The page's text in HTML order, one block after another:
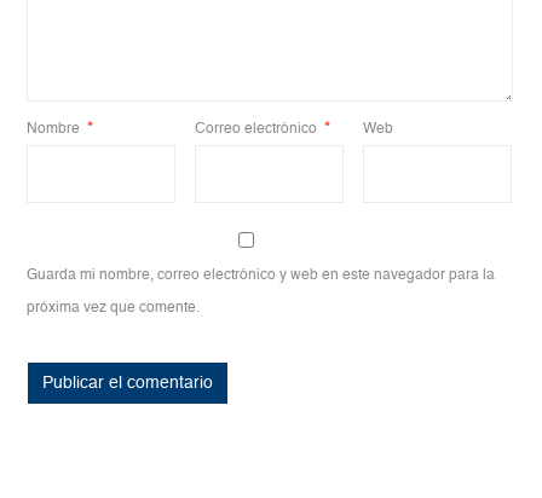
Nombre * Correo electrónico * Web
Guarda mi nombre, correo electrónico y web en este navegador para la
próxima vez que comente.